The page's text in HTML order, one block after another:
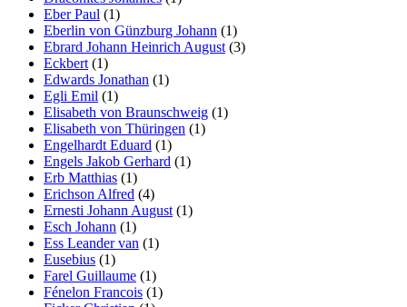
Eber Paul (1)
Eberlin von Günzburg Johann (1)
Ebrard Johann Heinrich August (3)
Eckbert (1)
Edwards Jonathan (1)
Egli Emil (1)
Elisabeth von Braunschweig (1)
Elisabeth von Thüringen (1)
Engelhardt Eduard (1)
Engels Jakob Gerhard (1)
Erb Matthias (1)
Erichson Alfred (4)
Ernesti Johann August (1)
Esch Johann (1)
Ess Leander van (1)
Eusebius (1)
Farel Guillaume (1)
Fénelon Francois (1)